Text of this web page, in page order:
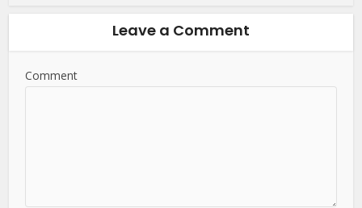
Leave a Comment
Comment